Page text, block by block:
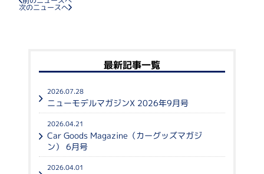
次のニュースへ
最新記事一覧
2026.07.28
ニューモデルマガジンX 2026年9月号
2026.04.21
Car Goods Magazine（カーグッズマガジ
ン） 6月号
2026.04.01